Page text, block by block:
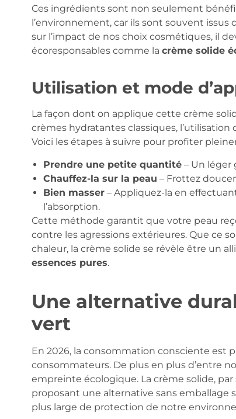
Ces ingrédients sont non seulement
l’environnement, car ils sont souvent issus
sur l’impact de nos choix cosmétiques, il
écoresponsables comme la crème solide
Utilisation et mode
La façon dont on applique cette crème
crèmes hydratantes classiques,
Voici les étapes à suivre pour profiter
Prendre une petite quantité– Un léger
Chauffez-la sur la peau – Frottez
Bien masser– Appliquez-la en
l’absorption.
Cette méthode garantit que votre peau
contre les agressions extérieures. Que ce
chaleur, la crème solide se révèle être un
essences pures.
Une alternative
vert
En 2026, la consommation consciente est
consommateurs. De plus en plus d’entre
empreinte écologique. La crème solide,
proposant une alternative sans emballage
plus large de protection de notre